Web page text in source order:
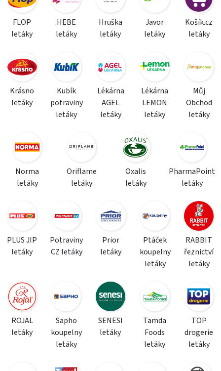
FLOP
letáky
HEBE
letáky
Hruška
letáky
Javor
letáky
Košík.cz
letáky
Krásno
letáky
Kubík
potraviny
letáky
Lékárna
AGEL
letáky
Lékárna
LEMON
letáky
Můj
Obchod
letáky
Norma
letáky
Oriflame
letáky
Oxalis
letáky
PharmaPoint
letáky
PLUS JIP
letáky
Potraviny
CZ letáky
Prior
letáky
Ptáček
koupelny
letáky
RABBIT
řeznictví
letáky
ROJAL
letáky
Sapho
koupelny
letáky
SENESI
letáky
Tamda
Foods
letáky
TOP
drogerie
letáky